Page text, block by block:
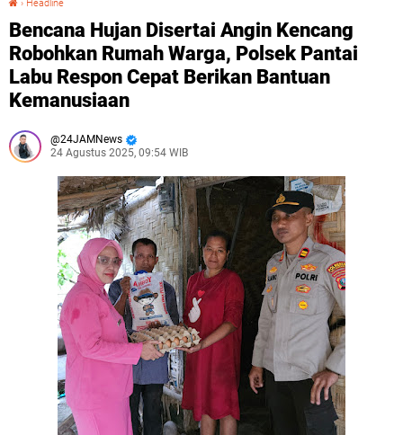
› Headline
Bencana Hujan Disertai Angin Kencang
Robohkan Rumah Warga, Polsek Pantai
Labu Respon Cepat Berikan Bantuan
Kemanusiaan
24JAMNews
24 Agustus 2025, 09:54 WIB